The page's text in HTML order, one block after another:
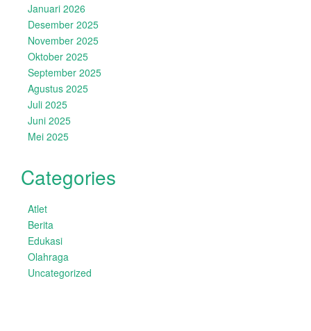
Januari 2026
Desember 2025
November 2025
Oktober 2025
September 2025
Agustus 2025
Juli 2025
Juni 2025
Mei 2025
Categories
Atlet
Berita
Edukasi
Olahraga
Uncategorized